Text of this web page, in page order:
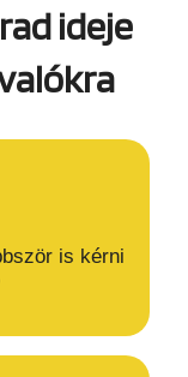
ideje
is kérni